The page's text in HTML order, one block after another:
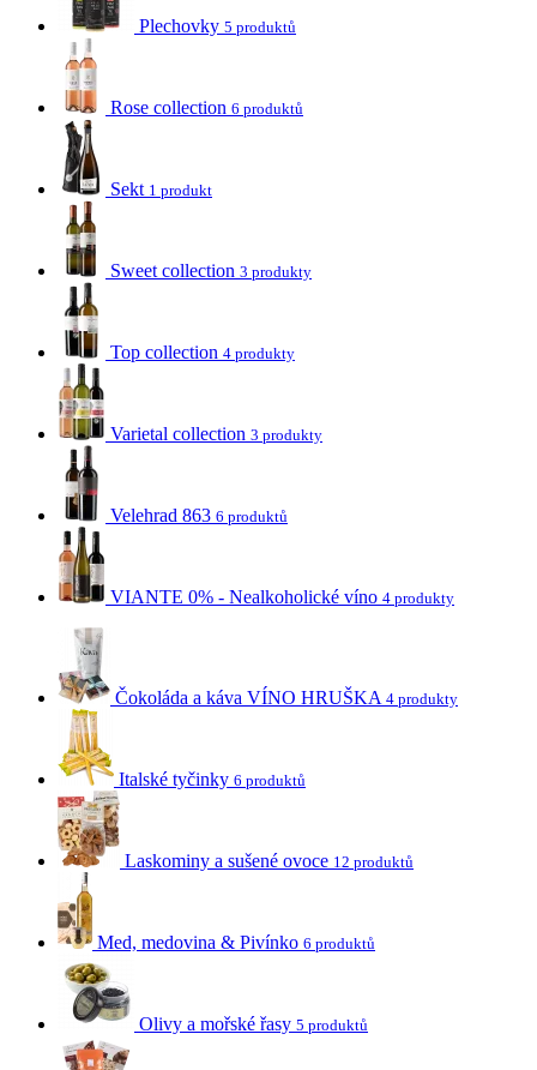
Plechovky 5 produktů
Rose collection 6 produktů
Sekt 1 produkt
Sweet collection 3 produkty
Top collection 4 produkty
Varietal collection 3 produkty
Velehrad 863 6 produktů
VIANTE 0% - Nealkoholické víno 4 produkty
Čokoláda a káva VÍNO HRUŠKA 4 produkty
Italské tyčinky 6 produktů
Laskominy a sušené ovoce 12 produktů
Med, medovina & Pivínko 6 produktů
Olivy a mořské řasy 5 produktů